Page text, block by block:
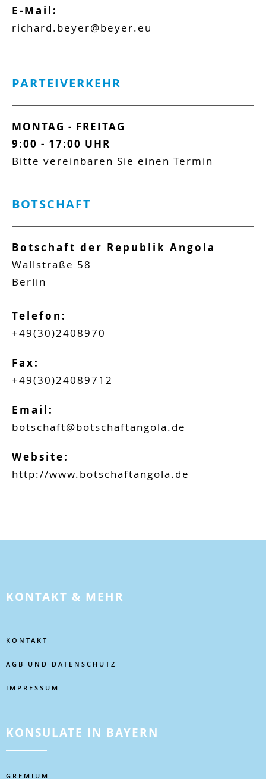
E-Mail:
richard.beyer@beyer.eu
PARTEIVERKEHR
MONTAG - FREITAG
9:00 - 17:00 UHR
Bitte vereinbaren Sie einen Termin
BOTSCHAFT
Botschaft der Republik Angola
Wallstraße 58
Berlin
Telefon:
+49(30)2408970
Fax:
+49(30)24089712
Email:
botschaft@botschaftangola.de
Website:
http://www.botschaftangola.de
KONTAKT & MEHR
KONTAKT
AGB UND DATENSCHUTZ
IMPRESSUM
KONSULATE IN BAYERN
GREMIUM